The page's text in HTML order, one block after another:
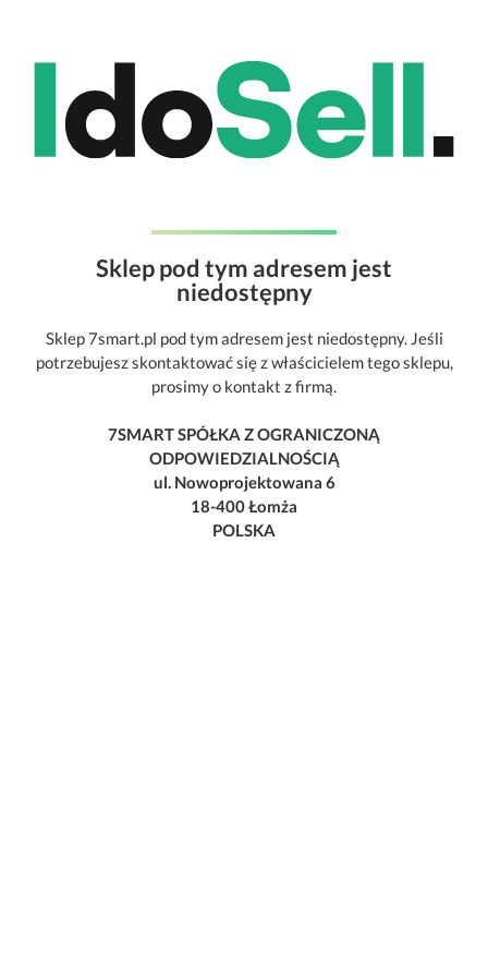
Sklep pod tym adresem jest
niedostępny
Sklep 7smart.pl pod tym adresem jest niedostępny. Jeśli
potrzebujesz skontaktować się z właścicielem tego sklepu,
prosimy o kontakt z firmą.
7SMART SPÓŁKA Z OGRANICZONĄ
ODPOWIEDZIALNOŚCIĄ
ul. Nowoprojektowana 6
18-400 Łomża
POLSKA